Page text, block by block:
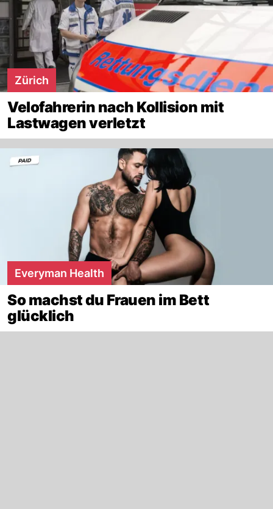
Zürich
Velofahrerin nach Kollision mit
Lastwagen verletzt
Everyman Health
So machst du Frauen im Bett
glücklich